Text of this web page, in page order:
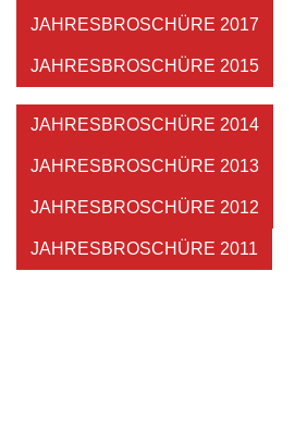
JAHRESBROSCHÜRE 2017
JAHRESBROSCHÜRE 2015
JAHRESBROSCHÜRE 2014
JAHRESBROSCHÜRE 2013
JAHRESBROSCHÜRE 2012
JAHRESBROSCHÜRE 2011